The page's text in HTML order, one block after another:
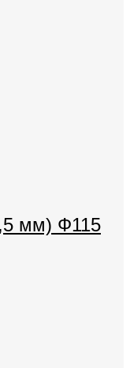
мм) Ф115